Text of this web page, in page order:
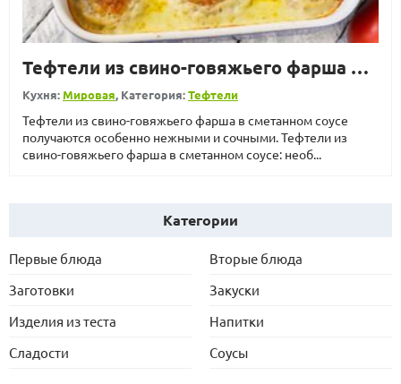
Тефтели из свино-говяжьего фарша в сметанном соусе
Кухня:Мировая, Категория:Тефтели
Тефтели из свино-говяжьего фарша в сметанном соусе
получаются особенно нежными и сочными. Тефтели из
свино-говяжьего фарша в сметанном соусе: необ...
Категории
Первые блюда
Вторые блюда
Заготовки
Закуски
Изделия из теста
Напитки
Сладости
Соусы